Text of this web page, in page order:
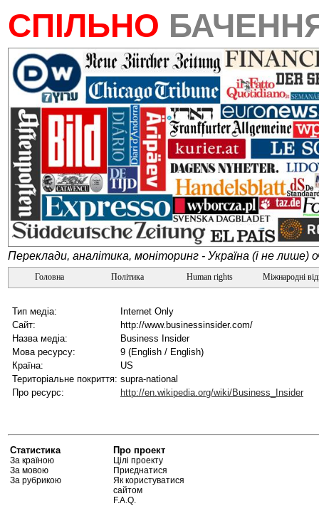
СПІЛЬНО
Переклади, аналітика, моніторинг - Україна (і не лише)
Головна Політика Human rights Міжнародні
Тип медіа:
Internet Only
Сайт:
http://www.businessinsider.com/
Назва медіа:
Business Insider
Мова ресурсу:
9 (English / English)
Країна:
US
Територіальне покриття: supra-national
Про ресурс:
http://en.wikipedia.org/wiki/Business_Insider
Статистика
За країною
За мовою
За рубрикою
Про проект
Цілі проекту
Приєднатися
Як користуватися
сайтом
F.A.Q.